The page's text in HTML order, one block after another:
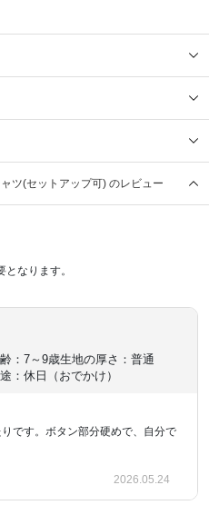
ツ(セットアップ可) のレビュー
となります。
：7～9歳生地の厚さ：普通
：休日（おでかけ）
です。ボタン部分硬めで、自分で
2026.05.24